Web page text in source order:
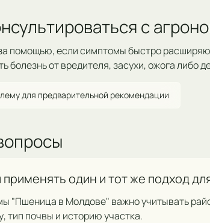
с
помощью, если симптомы быстро
болезнь от вредителя, засухи, ожога либо
для предварительной рекомендации
один и тот же подход
"Пшеница в Молдове" важно учитывать
тип почвы и историю участка.